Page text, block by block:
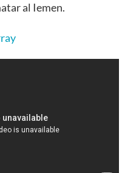
al Iemen.